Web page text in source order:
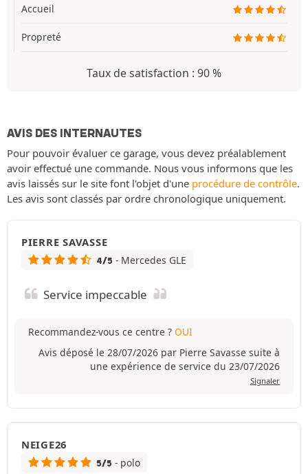
Accueil
Propreté
Taux de satisfaction : 90 %
AVIS DES INTERNAUTES
Pour pouvoir évaluer ce garage, vous devez préalablement
avoir effectué une commande. Nous vous informons que les
avis laissés sur le site font l'objet d'une procédure de contrôle.
Les avis sont classés par ordre chronologique uniquement.
PIERRE SAVASSE
4/5 - Mercedes GLE
Service impeccable
Recommandez-vous ce centre ? OUI
Avis déposé le 28/07/2026 par Pierre Savasse suite à
une expérience de service du 23/07/2026
Signaler
NEIGE26
5/5 - polo